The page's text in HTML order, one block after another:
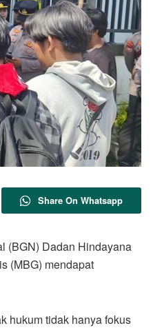
Share On Whatsapp
(BGN) Dadan Hindayana
(MBG) mendapat
hukum tidak hanya fokus